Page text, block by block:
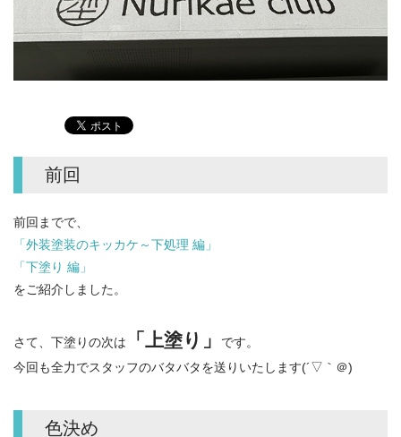
前回
前回までで、
「外装塗装のキッカケ～下処理 編」
「下塗り 編」
をご紹介しました。
さて、下塗りの次は 「上塗り」
です。
今回も全力でスタッフのバタバタを送りいたします(´▽｀＠)
色決め